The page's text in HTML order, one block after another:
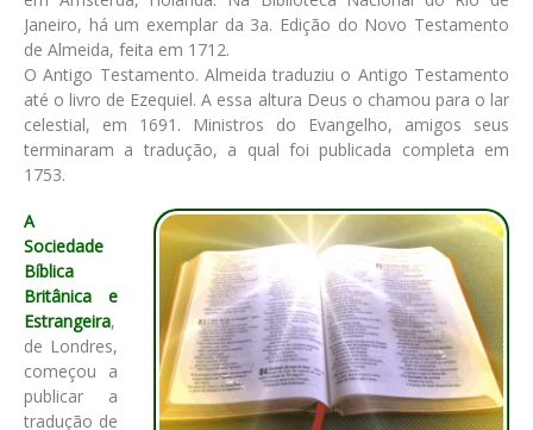
Janeiro, há um exemplar da 3a. Edição do Novo Testamento
de Almeida, feita em 1712.
O Antigo Testamento. Almeida traduziu o Antigo Testamento
até o livro de Ezequiel. A essa altura Deus o chamou para o lar
celestial, em 1691. Ministros do Evangelho, amigos seus
terminaram a tradução, a qual foi publicada completa em
1753.
A
Sociedade
Bíblica
Britânica e
Estrangeira,
de Londres,
começou a
publicar a
tradução de